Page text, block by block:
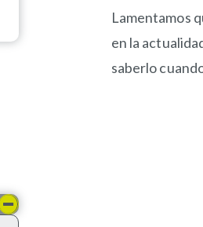
Lamentamos
en la
saberlo